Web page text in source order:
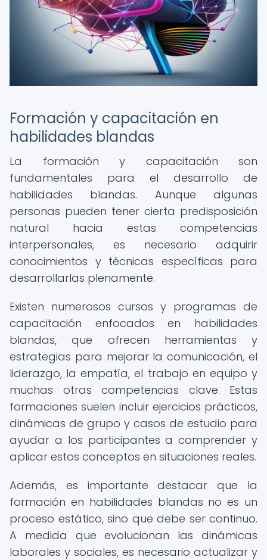
Formación y capacitación en
habilidades blandas
La formación y capacitación son
fundamentales para el desarrollo de
habilidades blandas. Aunque algunas
personas pueden tener cierta predisposición
natural hacia estas competencias
interpersonales, es necesario adquirir
conocimientos y técnicas específicas para
desarrollarlas plenamente.
Existen numerosos cursos y programas de
capacitación enfocados en habilidades
blandas, que ofrecen herramientas y
estrategias para mejorar la comunicación, el
liderazgo, la empatía, el trabajo en equipo y
muchas otras competencias clave. Estas
formaciones suelen incluir ejercicios prácticos,
dinámicas de grupo y casos de estudio para
ayudar a los participantes a comprender y
aplicar estos conceptos en situaciones reales.
Además, es importante destacar que la
formación en habilidades blandas no es un
proceso estático, sino que debe ser continuo.
A medida que evolucionan las dinámicas
laborales y sociales, es necesario actualizar y